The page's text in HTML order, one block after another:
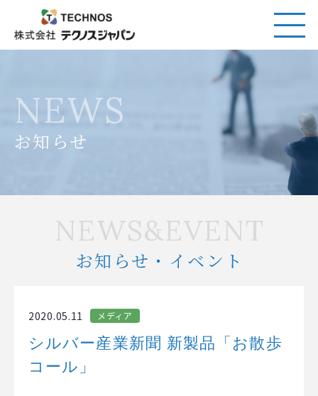
NEWS
お知らせ
NEWS&EVENT
お知らせ・イベント
2020.05.11 メディア
シルバー産業新聞 新製品「お散歩
コール」